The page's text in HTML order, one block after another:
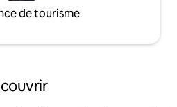
de tourisme